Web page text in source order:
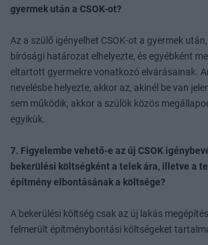
gyermek után a CSOK-ot?
Az a szülő igényelhet CSOK-ot a gyermek
bírósági határozat elhelyezte, és egyébként
eltartott gyermekre vonatkozó elvárásainak.
nevelésbe helyezte, akkor az, akinél be van
sem működik, akkor a szülök közös
egyikük.
7. Figyelembe vehető-e az új CSOK
bekerülési költségként a telek ára, illetve a
építmény elbontásának a költsége?
A bekerülési költség csak az új lakás
felmerült építménybontási költségeket